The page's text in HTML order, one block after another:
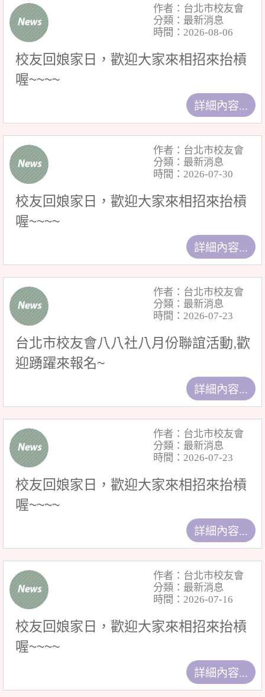
詳細內容...
作者：台北市校友會
分類：最新消息
時間：2026-08-06
校友回娘家日，歡迎大家來相招來抬槓
喔~~~~
詳細內容...
作者：台北市校友會
分類：最新消息
時間：2026-07-30
校友回娘家日，歡迎大家來相招來抬槓
喔~~~~
詳細內容...
作者：台北市校友會
分類：最新消息
時間：2026-07-23
台北市校友會八八社八月份聯誼活動,歡
迎踴躍來報名~
詳細內容...
作者：台北市校友會
分類：最新消息
時間：2026-07-23
校友回娘家日，歡迎大家來相招來抬槓
喔~~~~
詳細內容...
作者：台北市校友會
分類：最新消息
時間：2026-07-16
校友回娘家日，歡迎大家來相招來抬槓
喔~~~~